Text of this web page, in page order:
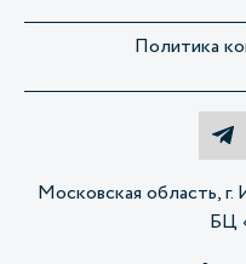
Политика
Московская область, г.
БЦ